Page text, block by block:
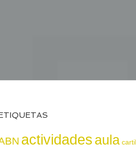
actividadesaula